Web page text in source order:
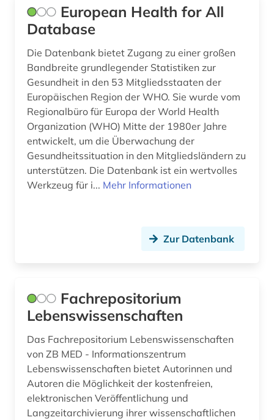
European Health for All
Database
Die Datenbank bietet Zugang zu einer großen
Bandbreite grundlegender Statistiken zur
Gesundheit in den 53 Mitgliedsstaaten der
Europäischen Region der WHO. Sie wurde vom
Regionalbüro für Europa der World Health
Organization (WHO) Mitte der 1980er Jahre
entwickelt, um die Überwachung der
Gesundheitssituation in den Mitgliedsländern zu
unterstützen. Die Datenbank ist ein wertvolles
Werkzeug für i... Mehr Informationen
Zur Datenbank
Fachrepositorium
Lebenswissenschaften
Das Fachrepositorium Lebenswissenschaften
von ZB MED - Informationszentrum
Lebenswissenschaften bietet Autorinnen und
Autoren die Möglichkeit der kostenfreien,
elektronischen Veröffentlichung und
Langzeitarchivierung ihrer wissenschaftlichen